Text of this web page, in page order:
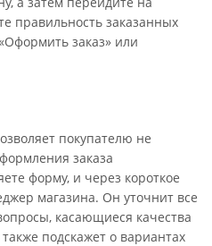
правильность заказанных
заказ» или
покупателю не
заказа
форму, и через короткое
магазина. Он уточнит все
касающиеся качества
подскажет о вариантах